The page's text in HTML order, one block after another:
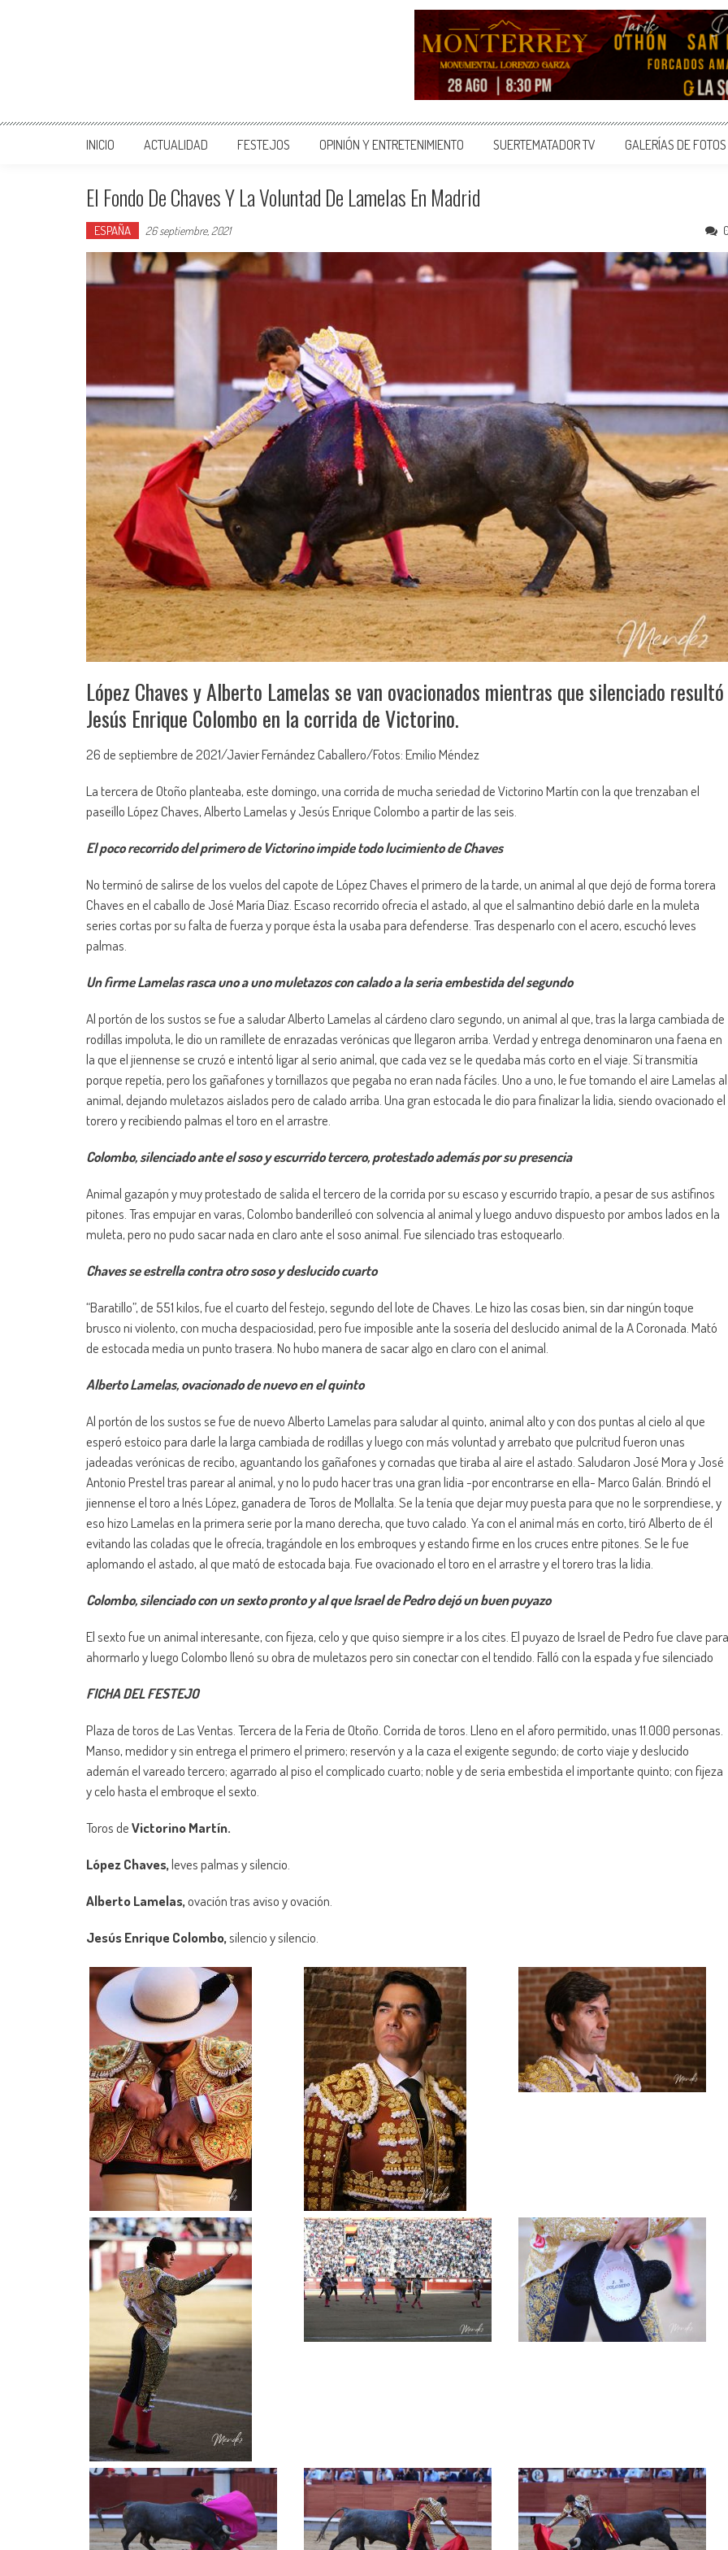
INICIO ACTUALIDAD FESTEJOS OPINIÓN Y ENTRETENIMIENTO SUERTEMATADOR TV GALERÍAS DE FOTOS
El Fondo De Chaves Y La Voluntad De Lamelas En Madrid
ESPAÑA 26 septiembre, 2021
López Chaves y Alberto Lamelas se van ovacionados mientras que silenciado resultó
Jesús Enrique Colombo en la corrida de Victorino.
26 de septiembre de 2021/Javier Fernández Caballero/Fotos: Emilio Méndez
La tercera de Otoño planteaba, este domingo, una corrida de mucha seriedad de Victorino Martín con la que trenzaban el
paseíllo López Chaves, Alberto Lamelas y Jesús Enrique Colombo a partir de las seis.
El poco recorrido del primero de Victorino impide todo lucimiento de Chaves
No terminó de salirse de los vuelos del capote de López Chaves el primero de la tarde, un animal al que dejó de forma torera
Chaves en el caballo de José María Díaz. Escaso recorrido ofrecía el astado, al que el salmantino debió darle en la muleta
series cortas por su falta de fuerza y porque ésta la usaba para defenderse. Tras despenarlo con el acero, escuchó leves
palmas.
Un firme Lamelas rasca uno a uno muletazos con calado a la seria embestida del segundo
Al portón de los sustos se fue a saludar Alberto Lamelas al cárdeno claro segundo, un animal al que, tras la larga cambiada de
rodillas impoluta, le dio un ramillete de enrazadas verónicas que llegaron arriba. Verdad y entrega denominaron una faena en
la que el jiennense se cruzó e intentó ligar al serio animal, que cada vez se le quedaba más corto en el viaje. Sí transmitía
porque repetía, pero los gañafones y tornillazos que pegaba no eran nada fáciles. Uno a uno, le fue tomando el aire Lamelas al
animal, dejando muletazos aislados pero de calado arriba. Una gran estocada le dio para finalizar la lidia, siendo ovacionado el
torero y recibiendo palmas el toro en el arrastre.
Colombo, silenciado ante el soso y escurrido tercero, protestado además por su presencia
Animal gazapón y muy protestado de salida el tercero de la corrida por su escaso y escurrido trapío, a pesar de sus astifinos
pitones. Tras empujar en varas, Colombo banderilleó con solvencia al animal y luego anduvo dispuesto por ambos lados en la
muleta, pero no pudo sacar nada en claro ante el soso animal. Fue silenciado tras estoquearlo.
Chaves se estrella contra otro soso y deslucido cuarto
“Baratillo”, de 551 kilos, fue el cuarto del festejo, segundo del lote de Chaves. Le hizo las cosas bien, sin dar ningún toque
brusco ni violento, con mucha despaciosidad, pero fue imposible ante la sosería del deslucido animal de la A Coronada. Mató
de estocada media un punto trasera. No hubo manera de sacar algo en claro con el animal.
Alberto Lamelas, ovacionado de nuevo en el quinto
Al portón de los sustos se fue de nuevo Alberto Lamelas para saludar al quinto, animal alto y con dos puntas al cielo al que
esperó estoico para darle la larga cambiada de rodillas y luego con más voluntad y arrebato que pulcritud fueron unas
jadeadas verónicas de recibo, aguantando los gañafones y cornadas que tiraba al aire el astado. Saludaron José Mora y José
Antonio Prestel tras parear al animal, y no lo pudo hacer tras una gran lidia -por encontrarse en ella- Marco Galán. Brindó el
jiennense el toro a Inés López, ganadera de Toros de Mollalta. Se la tenía que dejar muy puesta para que no le sorprendiese, y
eso hizo Lamelas en la primera serie por la mano derecha, que tuvo calado. Ya con el animal más en corto, tiró Alberto de él
evitando las coladas que le ofrecía, tragándole en los embroques y estando firme en los cruces entre pitones. Se le fue
aplomando el astado, al que mató de estocada baja. Fue ovacionado el toro en el arrastre y el torero tras la lidia.
Colombo, silenciado con un sexto pronto y al que Israel de Pedro dejó un buen puyazo
El sexto fue un animal interesante, con fijeza, celo y que quiso siempre ir a los cites. El puyazo de Israel de Pedro fue clave para
ahormarlo y luego Colombo llenó su obra de muletazos pero sin conectar con el tendido. Falló con la espada y fue silenciado
FICHA DEL FESTEJO
Plaza de toros de Las Ventas. Tercera de la Feria de Otoño. Corrida de toros. Lleno en el aforo permitido, unas 11.000 personas.
Manso, medidor y sin entrega el primero el primero; reservón y a la caza el exigente segundo; de corto viaje y deslucido
ademán el vareado tercero; agarrado al piso el complicado cuarto; noble y de seria embestida el importante quinto; con fijeza
y celo hasta el embroque el sexto.
Toros deVictorino Martín.
López Chaves,leves palmas y silencio.
Alberto Lamelas,ovación tras aviso y ovación.
Jesús Enrique Colombo,silencio y silencio.